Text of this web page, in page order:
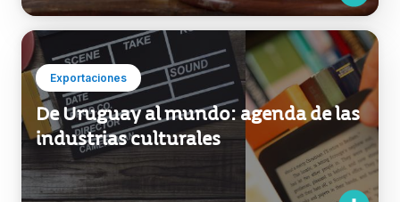
Exportaciones
De Uruguay al mundo: agenda de las
industrias culturales